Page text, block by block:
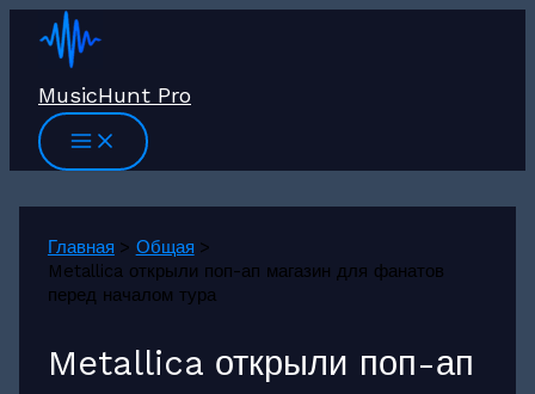
Перейти
MusicHunt Pro
Главная
Общая
Metallica открыли поп-ап магазин для фанатов
перед началом тура
Metallica открыли поп-ап